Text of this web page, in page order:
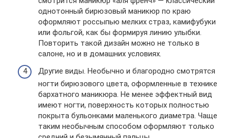
однотонный бирюзовый маникюр по краю
оформляют россыпью мелких страз, камифубуки
или фольгой, как бы формируя линию улыбки.
Повторить такой дизайн можно не только в
салоне, но и в домашних условиях.
Другие виды. Необычно и благородно смотрятся
ногти бирюзового цвета, оформленные в технике
бархатного маникюра. Не менее эффектный вид
имеют ногти, поверхность которых полностью
покрыта бульонками маленького диаметра. Чаще
таким необычным способом оформляют только